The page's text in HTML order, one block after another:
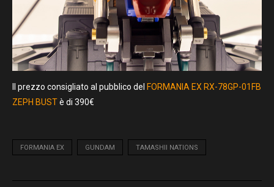
Il prezzo consigliato al pubblico del FORMANIA EX RX-78GP-01FB
ZEPH BUSTè di 390€
FORMANIA EX GUNDAM TAMASHII NATIONS